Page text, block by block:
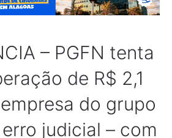
– PGFN tenta
de R$ 2,1
do grupo
judicial – com